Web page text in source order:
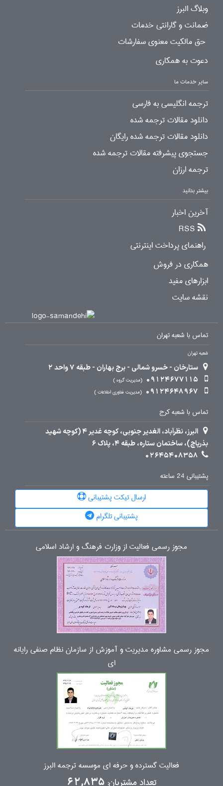
وبلاگ البرز
ضمانت و گارانتی خدمات
حق مالکیت معنوی سفارشات
دعوت به همکاری
سایر خدمات ما
ترجمه انگلیسی به فارسی
دانلود مقالات ترجمه شده
دانلود مقالات ترجمه شده رایگان
جستجوی پیشرفته مقالات ترجمه شده
ترجمه ارزان
بیشتر بدانید
آخرین اخبار
RSS
راهنمای پرداخت اینترنتی
همکاری در فروش
ابزارهای مفید
نقشه سایت
تماس با شعبه تهران
شعبه تهران
ستارخان - خسرو شمالی - برج بهاران - طبقه 7 واحد 2
09124677115
مدیریت گروه
09124648967 مدیریت فناوری اطلاعات
تماس با شعبه کرج
البرز، نظرآباد، الغدیر جنوبی، کوچه غدیر 4 (کوچه شهید
بذرپاچ)، ساختمان ستاره، طبقه 4، پلاک 6
02645408358
پشتیبانی 24 ساعته
ارسال تیکت پشتیبانی
پشتیبانی تلگرام
مجوز رسمی فعالیت از وزارت فرهنگ و ارشاد اسلامی
مجوز رسمی مشاوره مدیریت و آموزش از سازمان نظام صنفی رایانه
ای
فعالیت گسترده و حرفه ای موسسه ترجمه البرز
تعداد مشتریان: 62,835